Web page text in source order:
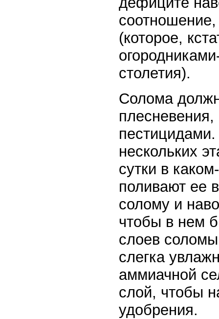
соотношение,
(которое,
столетия).
Солома
пестицидами.
нескольких
сутки в
поливают ее
солому и
чтобы в нем
слоев
слегка
аммиачной
слой, чтобы
удобрения.